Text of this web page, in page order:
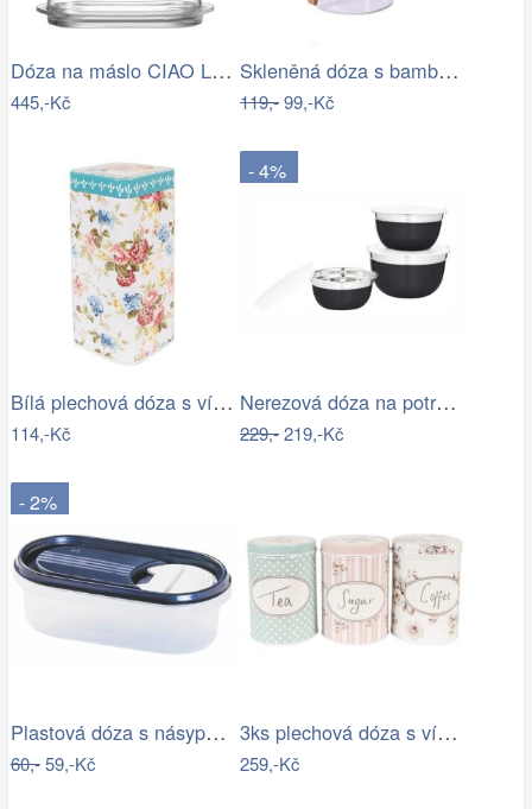
Dóza na máslo CIAO Leonardo
445,-Kč
Skleněná dóza s bambus víčkem TORO…
119,-99,-Kč
Bílá plechová dóza s víkem a květy - 7…
114,-Kč
- 4%
Nerezová dóza na potraviny s víkem TORO…
229,-219,-Kč
- 2%
Plastová dóza s násypkou Heidrun 500ml…
60,-59,-Kč
3ks plechová dóza s víkem a květy Tea…
259,-Kč